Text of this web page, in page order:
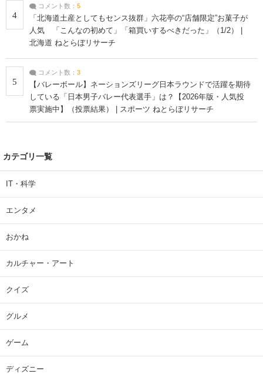
4
コメント数： 5
「北海道土産としてもセンス抜群」六花亭の“店舗限定”お菓子が
人気 「こんなの初めて」「箱買いするべきだった」（1/2） |
北海道 ねとらぼリサーチ
5
コメント数： 3
【バレーボール】ネーションズリーグ日本ラウンドで活躍を期待
している「日本男子バレー代表選手」は？【2026年版・人気投
票実施中】（投票結果） | スポーツ ねとらぼリサーチ
カテゴリ一覧
IT・科学
エンタメ
おかね
カルチャー・アート
クイズ
グルメ
ゲーム
ディズニー